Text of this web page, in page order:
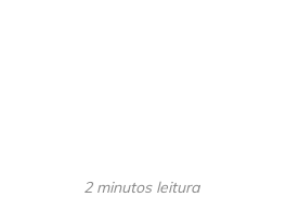
2 minutos leitura